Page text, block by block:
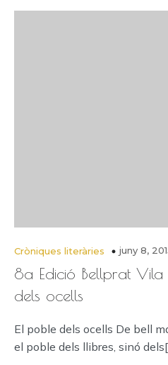
Cròniques literàries juny 8,
8a Edició Bellprat
dels ocells
El poble dels ocells De bell
el poble dels llibres, sinó